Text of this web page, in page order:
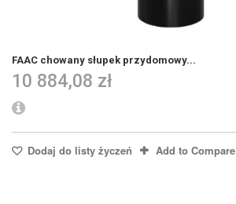
FAAC chowany słupek przydomowy...
10 884,08 zł
Dodaj do listy życzeń Add to Compare